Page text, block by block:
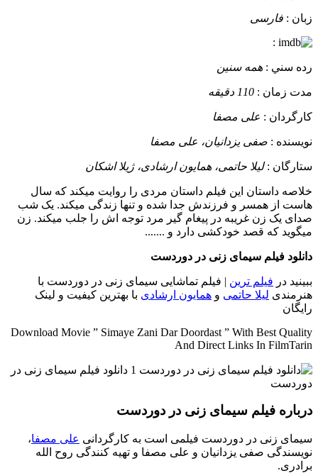
زبان : فارسی
:
رده سني : همه سنین
مدت زمان : 110 دقیقه
کارگردان : علی مصفا
نويسنده : صفی یزدانیان، علی مصفا
ستارگان :لیلا حاتمی، همایون ارشادی، ژیلا اشکان
خلاصه داستان این فیلم داستان مردی را روایت میکند که سال
هاست از همسر و فرزندش جدا شده و تنها زندگی میکند. یک شب
صدای یک زن غریبه در پیغام گیر مرد توجه اش را جلب میکند. زن
میگوید که قصد خودکشی دارد و .......
دانلود فیلم سیمای زنی در دوردست
ببینید در فیلم ترین | فیلم تماشایی سیمای زنی در دوردست با
هنرمندی لیلا حاتمی و همایون ارشادی با بهترین کیفیت و لینک
رایگان
Download Movie ” Simaye Zani Dar Doordast ” With Best Quality
And Direct Links In FilmTarin
درباره فیلم سیمای زنی در دوردست
سیمای زنی در دوردست فیلمی است به کارگردانی علی مصفا،
نویسندگی صفی یزدانیان و علی مصفا و تهیه کنندگی روح الله
برادری.